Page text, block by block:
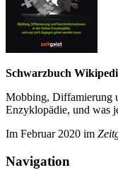
Schwarzbuch
Mobbing, Diffamierung
Enzyklo­pädie, und was
Im Februar 2020 im
Navigation